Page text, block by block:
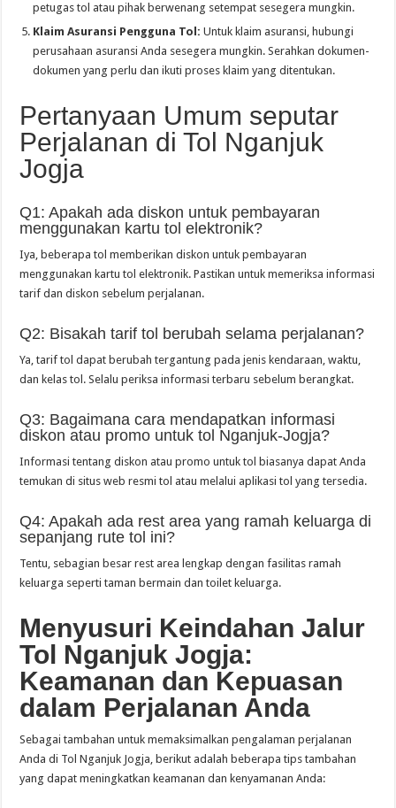
petugas tol atau pihak berwenang setempat sesegera mungkin.
Klaim Asuransi Pengguna Tol: Untuk klaim asuransi, hubungi
perusahaan asuransi Anda sesegera mungkin. Serahkan dokumen-
dokumen yang perlu dan ikuti proses klaim yang ditentukan.
Pertanyaan Umum seputar
Perjalanan di Tol Nganjuk
Jogja
Q1: Apakah ada diskon untuk pembayaran
menggunakan kartu tol elektronik?
Iya, beberapa tol memberikan diskon untuk pembayaran
menggunakan kartu tol elektronik. Pastikan untuk memeriksa informasi
tarif dan diskon sebelum perjalanan.
Q2: Bisakah tarif tol berubah selama perjalanan?
Ya, tarif tol dapat berubah tergantung pada jenis kendaraan, waktu,
dan kelas tol. Selalu periksa informasi terbaru sebelum berangkat.
Q3: Bagaimana cara mendapatkan informasi
diskon atau promo untuk tol Nganjuk-Jogja?
Informasi tentang diskon atau promo untuk tol biasanya dapat Anda
temukan di situs web resmi tol atau melalui aplikasi tol yang tersedia.
Q4: Apakah ada rest area yang ramah keluarga di
sepanjang rute tol ini?
Tentu, sebagian besar rest area lengkap dengan fasilitas ramah
keluarga seperti taman bermain dan toilet keluarga.
Menyusuri Keindahan Jalur
Tol Nganjuk Jogja:
Keamanan dan Kepuasan
dalam Perjalanan Anda
Sebagai tambahan untuk memaksimalkan pengalaman perjalanan
Anda di Tol Nganjuk Jogja, berikut adalah beberapa tips tambahan
yang dapat meningkatkan keamanan dan kenyamanan Anda: